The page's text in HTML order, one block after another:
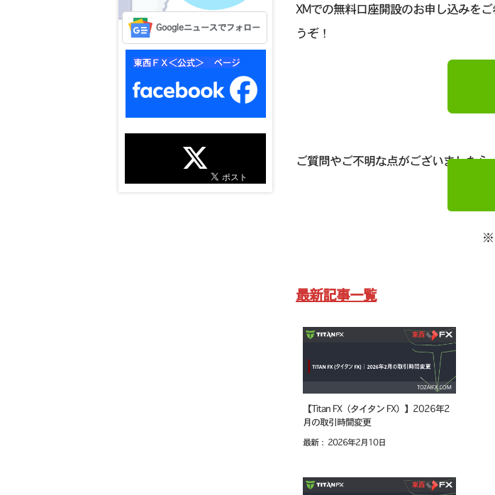
Googleニュースでフォロー
XMでの無料口座開設のお申し込みを
うぞ！
ご質問やご不明な点がございましたら
※
最新記事一覧
【Titan FX（タイタン FX）】2026年2
月の取引時間変更
最新： 2026年2月10日